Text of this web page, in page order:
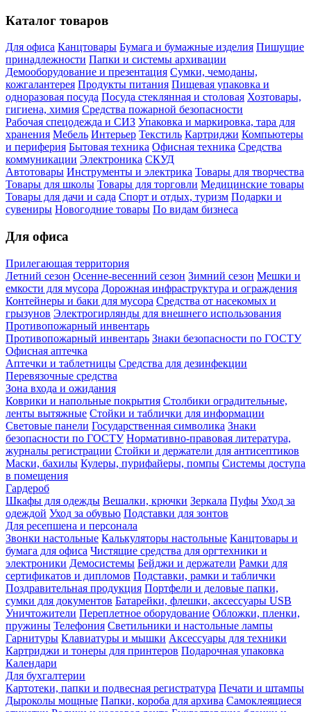
Каталог товаров
Для офиса Канцтовары Бумага и бумажные изделия Пишущие
принадлежности Папки и системы архивации
Демооборудование и презентация Сумки, чемоданы,
кожгалантерея Продукты питания Пищевая упаковка и
одноразовая посуда Посуда стеклянная и столовая Хозтовары,
гигиена, химия Средства пожарной безопасности
Рабочая спецодежда и СИЗ Упаковка и маркировка, тара для
хранения Мебель Интерьер Текстиль Картриджи Компьютеры
и периферия Бытовая техника Офисная техника Средства
коммуникации Электроника СКУД
Автотовары Инструменты и электрика Товары для творчества
Товары для школы Товары для торговли Медицинские товары
Товары для дачи и сада Спорт и отдых, туризм Подарки и
сувениры Новогодние товары По видам бизнеса
Для офиса
Прилегающая территория
Летний сезон Осенне-весенний сезон Зимний сезон Мешки и
емкости для мусора Дорожная инфраструктура и ограждения
Контейнеры и баки для мусора Средства от насекомых и
грызунов Электрогирлянды для внешнего использования
Противопожарный инвентарь
Противопожарный инвентарь Знаки безопасности по ГОСТУ
Офисная аптечка
Аптечки и таблетницы Средства для дезинфекции
Перевязочные средства
Зона входа и ожидания
Коврики и напольные покрытия Столбики оградительные,
ленты вытяжные Стойки и таблички для информации
Световые панели Государственная символика Знаки
безопасности по ГОСТУ Нормативно-правовая литература,
журналы регистрации Стойки и держатели для антисептиков
Маски, бахилы Кулеры, пурифайеры, помпы Системы доступа
в помещения
Гардероб
Шкафы для одежды Вешалки, крючки Зеркала Пуфы Уход за
одеждой Уход за обувью Подставки для зонтов
Для ресепшена и персонала
Звонки настольные Калькуляторы настольные Канцтовары и
бумага для офиса Чистящие средства для оргтехники и
электроники Демосистемы Бейджи и держатели Рамки для
сертификатов и дипломов Подставки, рамки и таблички
Поздравительная продукция Портфели и деловые папки,
сумки для документов Батарейки, флешки, аксессуары USB
Уничтожители Переплетное оборудование Обложки, пленки,
пружины Телефония Светильники и настольные лампы
Гарнитуры Клавиатуры и мышки Аксессуары для техники
Картриджи и тонеры для принтеров Подарочная упаковка
Календари
Для бухгалтерии
Картотеки, папки и подвесная регистратура Печати и штампы
Дыроколы мощные Папки, короба для архива Самоклеящиеся